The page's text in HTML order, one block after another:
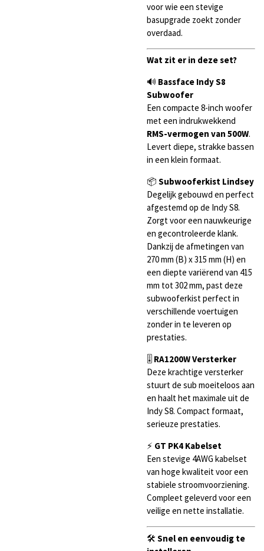
voor wie een stevige
basupgrade zoekt zonder
overdaad.
Wat zit er in deze set?
🔊 Bassface Indy S8
Subwoofer
Een compacte 8-inch woofer
met een indrukwekkend
RMS-vermogen van 500W.
Levert diepe, strakke bassen
in een klein formaat.
📦 Subwooferkist Lindsey
Degelijk gebouwd en perfect
afgestemd op de Indy S8.
Zorgt voor een nauwkeurige
en gecontroleerde klank.
Dankzij de afmetingen van
270 mm (B) x 315 mm (H) en
een diepte variërend van 415
mm tot 302 mm, past deze
subwooferkist perfect in
verschillende voertuigen
zonder in te leveren op
prestaties.
🎚 RA1200W Versterker
Deze krachtige versterker
stuurt de sub moeiteloos aan
en haalt het maximale uit de
Indy S8. Compact formaat,
serieuze prestaties.
⚡ GT PK4 Kabelset
Een stevige 4AWG kabelset
van hoge kwaliteit voor een
stabiele stroomvoorziening.
Compleet geleverd voor een
veilige en nette installatie.
🛠️ Snel en eenvoudig te